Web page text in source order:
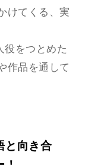
けてくる、実
役をつとめた
作品を通して
と向き合